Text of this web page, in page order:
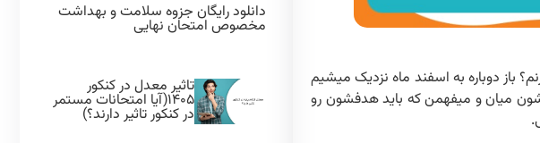
بزنم؟ باز دوباره به اسفند ماه نزدیک میشیم
میان و میفهمن که باید هدفشون رو
دانلود رایگان جزوه سلامت و بهداشت
مخصوص امتحان نهایی
تاثیر معدل در کنکور
۱۴۰۵(آیا امتحانات مستمر
در کنکور تاثیر دارند؟)